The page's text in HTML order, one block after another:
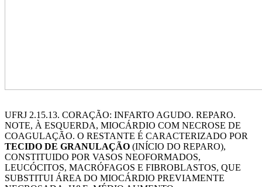
UFRJ 2.15.13. CORAÇÃO: INFARTO AGUDO. REPARO.
NOTE, À ESQUERDA, MIOCÁRDIO COM NECROSE DE
COAGULAÇÃO. O RESTANTE É CARACTERIZADO POR
TECIDO DE GRANULAÇÃO (INÍCIO DO REPARO),
CONSTITUIDO POR VASOS NEOFORMADOS,
LEUCÓCITOS, MACRÓFAGOS E FIBROBLASTOS, QUE
SUBSTITUI ÁREA DO MIOCÁRDIO PREVIAMENTE